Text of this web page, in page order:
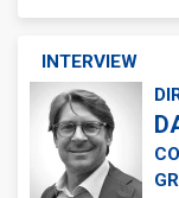
INTERVIEW